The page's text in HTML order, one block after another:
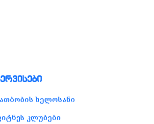
ხელოსანი
კლუბები